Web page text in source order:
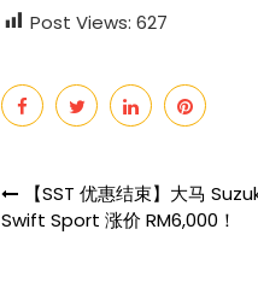
Post Views: 627
Post
【SST 优惠结束】大马
Swift Sport 涨价 RM6,000！
肉骨茶“全世界